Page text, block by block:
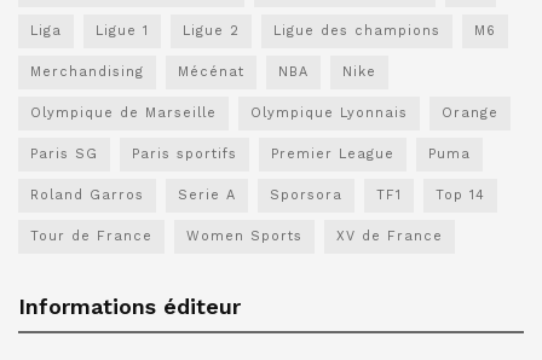
Liga Ligue 1 Ligue 2 Ligue des champions M6
Merchandising Mécénat NBA Nike
Olympique de Marseille Olympique Lyonnais Orange
Paris SG Paris sportifs Premier League Puma
Roland Garros Serie A Sporsora TF1 Top 14
Tour de France Women Sports XV de France
Informations éditeur